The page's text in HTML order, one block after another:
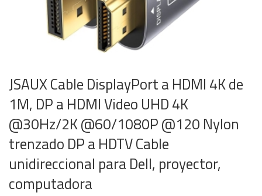
JSAUX Cable DisplayPort a HDMI 4K de
1M, DP a HDMI Video UHD 4K
@30Hz/2K @60/1080P @120 Nylon
trenzado DP a HDTV Cable
unidireccional para Dell, proyector,
computadora